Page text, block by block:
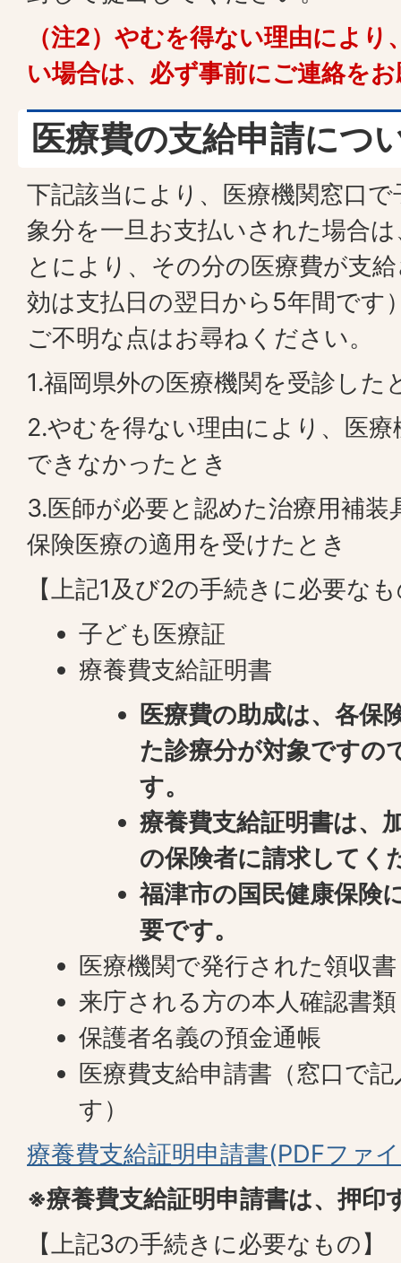
（注2）やむを得ない理由によ
い場合は、必ず事前にご連絡を
医療費の支給申請につ
下記該当により、医療機関窓口
象分を一旦お支払いされた場合
とにより、その分の医療費が支
効は支払日の翌日から5年間です
ご不明な点はお尋ねください。
1.福岡県外の医療機関を受診した
2.やむを得ない理由により、医
できなかったとき
3.医師が必要と認めた治療用補
保険医療の適用を受けたとき
【上記1及び2の手続きに必要な
子ども医療証
療養費支給証明書
医療費の助成は、各保
た診療分が対象ですの
す。
療養費支給証明書は、
の保険者に請求してく
福津市の国民健康保険
要です。
医療機関で発行された領収書
来庁される方の本人確認書類
保護者名義の預金通帳
医療費支給申請書（窓口で
す）
療養費支給証明申請書(PDFファ
※療養費支給証明申請書は、押印
【上記3の手続きに必要なもの】